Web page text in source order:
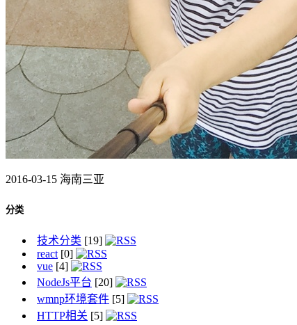
2016-03-15 海南三亚
分类
技术分类 [19]
react [0]
vue [4]
NodeJs平台 [20]
wmnp环境套件 [5]
HTTP相关 [5]